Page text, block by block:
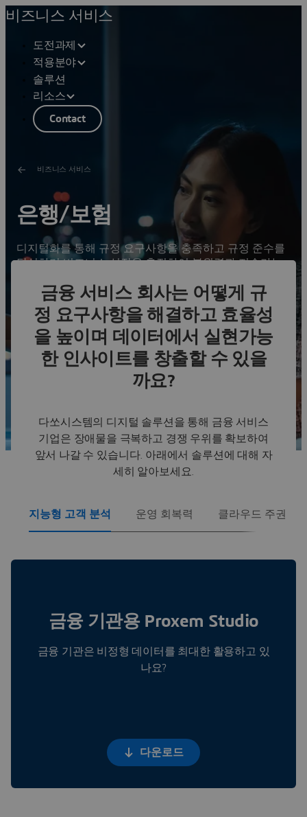
비즈니스 서비스
도전과제
적용분야
솔루션
리소스
Contact
비즈니스 서비스
은행/보험
디지털화를 통해 규정 요구사항을 충족하고 규정 준수를
달성하머 비즈니스 성장을 촉진하여 복원력과 지속가능
솔루션 보기
브로셔 다운로드
금융 서비스 회사는 어떻게 규
정 요구사항을 해결하고 효율성
을 높이며 데이터에서 실현가능
한 인사이트를 창출할 수 있을
까요?
다쏘시스템의 디지털 솔루션을 통해 금융 서비스
기업은 장애물을 극복하고 경쟁 우위를 확보하여
앞서 나갈 수 있습니다. 아래에서 솔루션에 대해 자
세히 알아보세요.
지능형 고객 분석 운영 회복력 클라우드 주권
금융 기관용 Proxem Studio
금융 기관은 비정형 데이터를 최대한 활용하고 있
나요?
다운로드